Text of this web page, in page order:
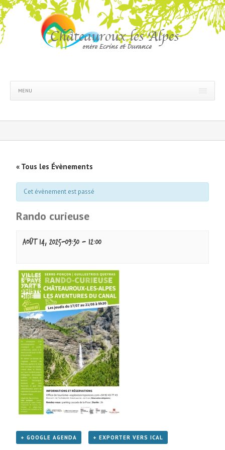
MENU
« Tous les Évènements
Cet évènement est passé
Rando curieuse
août 14, 2025-09:30 - 12:00
+ GOOGLE AGENDA + EXPORTER VERS ICAL